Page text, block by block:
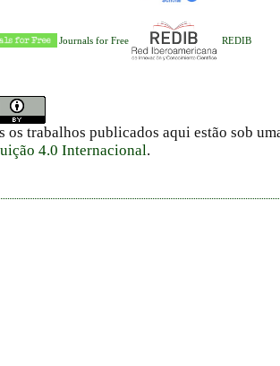
Journals for Free REDIB
os trabalhos publicados aqui estão sob
4.0 Internacional.